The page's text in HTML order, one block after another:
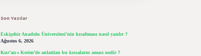
Son Yazılar
Eskişehir Anadolu Üniversitesi’nin kısaltması nasıl yazılır ?
Ağustos 6, 2026
Kur’an-ı Kerim’de anlatılan bu kıssaların amacı nedir ?